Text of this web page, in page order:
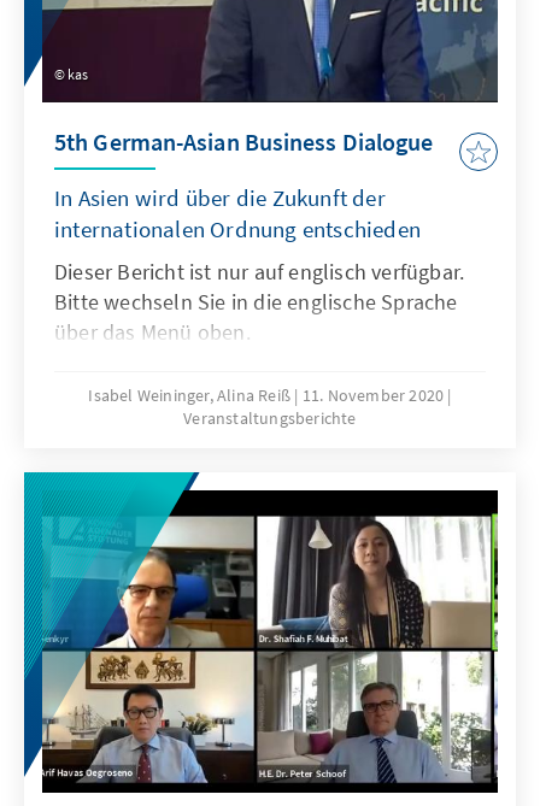
kas
5th German-Asian Business Dialogue
In Asien wird über die Zukunft der
internationalen Ordnung entschieden
Dieser Bericht ist nur auf englisch verfügbar.
Bitte wechseln Sie in die englische Sprache
über das Menü oben.
Isabel Weininger, Alina Reiß
11. November 2020
Veranstaltungsberichte